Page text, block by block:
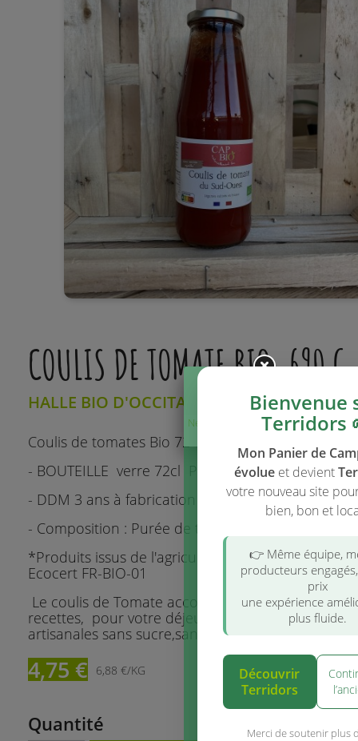
COULIS DE TOMATE BIO, 690 G
HALLE BIO D'OCCITANIE (VIA HB)
Coulis de tomates Bio 72 cl - marque CAP BIO
- BOUTEILLE verre 72cl Poids net 690g
- DDM 3 ans à fabrication
- Composition : Purée de tomates*
*Produits issus de l'agriculture biologique et
Ecocert FR-BIO-01
Le coulis de Tomate accommode parfaitement
recettes, pour votre déjeuner ou dîner . Recettes
artisanales sans sucre,sans conservateurs ni
4,75 € 6,88 €/KG
Quantité
Bienvenue
Terridors
Mon Panier de
évolue et devient
votre nouveau site
bien, bon et
👉 Même équipe,
producteurs
prix
une expérience
plus fluide.
Découvrir
Terridors
Merci de soutenir plus
Ne plus afficher